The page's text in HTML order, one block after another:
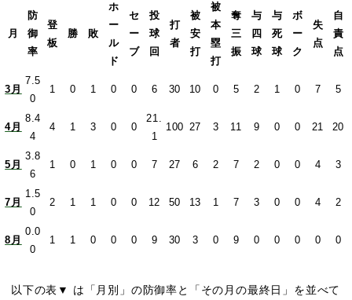
月
防
御
率
登
板
勝 敗
ホ
ー
ル
ド
セ
ー
ブ
投
球
回
打
者
被
安
打
被
本
塁
打
奪
三
振
与
四
球
与
死
球
ボ
ー
ク
失
点
自
責
点
3月
7.5
0
1 0 1 0 0 6 30 10 0 5 2 1 0 7 5
4月
8.4
4
4 1 3 0 0
21.
1
100 27 3 11 9 0 0 21 20
5月
3.8
6
1 0 1 0 0 7 27 6 2 7 2 0 0 4 3
7月
1.5
0
2 1 1 0 0 12 50 13 1 7 3 0 0 4 2
8月
0.0
0
1 1 0 0 0 9 30 3 0 9 0 0 0 0 0
以下の表▼ は「月別」の防御率と「その月の最終日」を並べて